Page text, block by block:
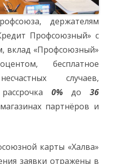
держателям
Профсоюзный» с
вклад «Профсоюзный»
бесплатное
случаев,
0% до 36
партнёров и
карты «Халва»
заявки отражены в